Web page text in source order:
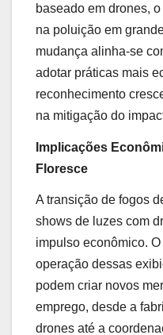
baseado em drones,
na poluição em
mudança alinha-se
adotar práticas mais
reconhecimento
na mitigação do
Implicações
Floresce
A transição de fogos
shows de luzes com
impulso econômico.
operação dessas
podem criar novos
emprego, desde a
drones até a